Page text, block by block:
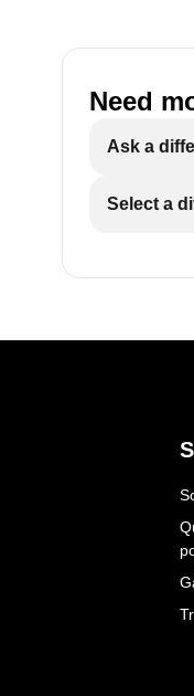
Need
Ask a
Select a